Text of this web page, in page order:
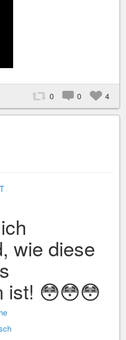
0 0 4
wie diese
ist! 😳😳😳